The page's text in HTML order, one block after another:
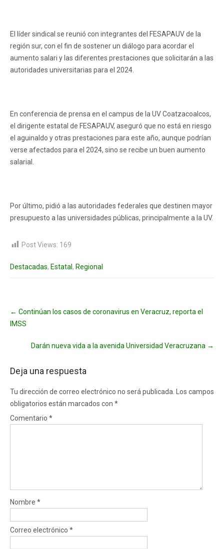
El líder sindical se reunió con integrantes del FESAPAUV de la
región sur, con el fin de sostener un diálogo para acordar el
aumento salari y las diferentes prestaciones que solicitarán a las
autoridades universitarias para el 2024.
En conferencia de prensa en el campus de la UV Coatzacoalcos,
el dirigente estatal de FESAPAUV, aseguró que no está en riesgo
el aguinaldo y otras prestaciones para este año, aunque podrían
verse afectados para el 2024, sino se recibe un buen aumento
salarial.
Por último, pidió a las autoridades federales que destinen mayor
presupuesto a las universidades públicas, principalmente a la UV.
Post Views: 169
Destacadas, Estatal , Regional
navigation
← Continúan los casos de coronavirus en Veracruz, reporta el
IMSS
Darán nueva vida a la avenida Universidad Veracruzana →
Deja una respuesta
Tu dirección de correo electrónico no será publicada.
Los campos
obligatorios están marcados con *
Comentario *
Nombre *
Correo electrónico *